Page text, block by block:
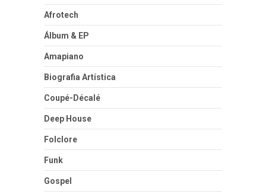
Afrotech
Álbum & EP
Amapiano
Biografia Artística
Coupé-Décalé
Deep House
Folclore
Funk
Gospel